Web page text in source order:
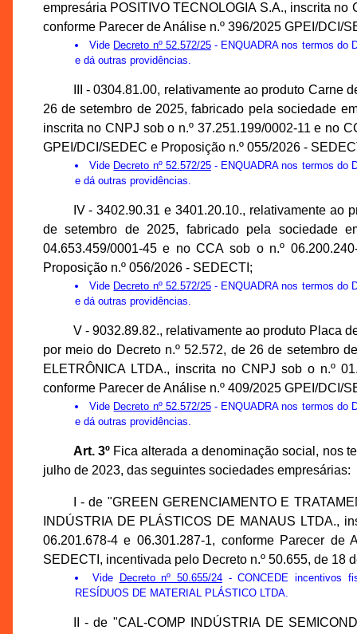
empresária POSITIVO TECNOLOGIA S.A., inscrita no
conforme Parecer de Análise n.º 396/2025 GPEI/DCI/
Vide Decreto nº 52.572/25- ENQUADRA nos termos do
e dá outras providências.
III - 0304.81.00, relativamente ao produto Carne
26 de setembro de 2025, fabricado pela sociedade
inscrita no CNPJ sob o n.º 37.251.199/0002-11 e no
GPEI/DCI/SEDEC e Proposição n.º 055/2026 -
Vide Decreto nº 52.572/25- ENQUADRA nos termos do
e dá outras providências.
IV - 3402.90.31 e 3401.20.10., relativamente ao
de setembro de 2025, fabricado pela sociedade
04.653.459/0001-45 e no CCA sob o n.º
Proposição n.º 056/2026 - SEDECTI;
Vide Decreto nº 52.572/25- ENQUADRA nos termos do
e dá outras providências.
V - 9032.89.82., relativamente ao produto Placa
por meio do Decreto n.º 52.572, de 26 de setembro
ELETRÔNICA LTDA., inscrita no CNPJ sob o n.º
conforme Parecer de Análise n.º 409/2025 GPEI/DCI/
Vide Decreto nº 52.572/25- ENQUADRA nos termos do
e dá outras providências.
Art. 3ºFica alterada a denominação social, nos
julho de 2023, das seguintes sociedades empresárias:
I - de "GREEN GERENCIAMENTO E
INDÚSTRIA DE PLÁSTICOS DE MANAUS LTDA.,
06.201.678-4 e 06.301.287-1, conforme Parecer de
SEDECTI, incentivada pelo Decreto n.º 50.655, de 18
Vide Decreto nº 50.655/24- CONCEDE incentivos
RESÍDUOS DE MATERIAL PLÁSTICO LTDA.
II - de "CAL-COMP INDÚSTRIA DE